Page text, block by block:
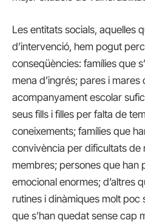
Les entitats socials, aquelles
d’intervenció, hem pogut
conseqüències: famílies que
mena d’ingrés; pares i
acompanyament escolar
seus fills i filles per falta de
coneixements; famílies que
convivència per dificultats de
membres; persones que han
emocional enormes; d’altres
rutines i dinàmiques molt poc
que s’han quedat sense cap